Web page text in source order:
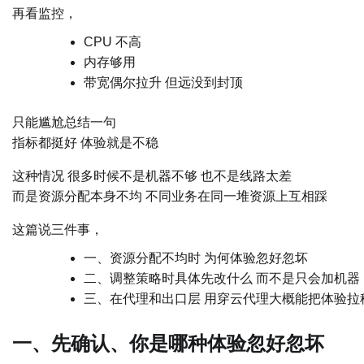
再看监控，
CPU 不高
内存够用
带宽偶尔拉升 但远没到封顶
只能尴尬总结一句
指标都挺好 体验就是不稳
这种情况 很多时候不是机器不够 也不是线路太差
而是资源分配本身不均 不同业务在同一堆资源上互相踩
这篇说三件事，
一、资源分配不均时 为何体验忽好忽坏
二、调整策略时具体先改什么 而不是只会加机器
三、在代理和出口层 用穿云代理大概能把体验
一、先确认、你是哪种体验忽好忽坏